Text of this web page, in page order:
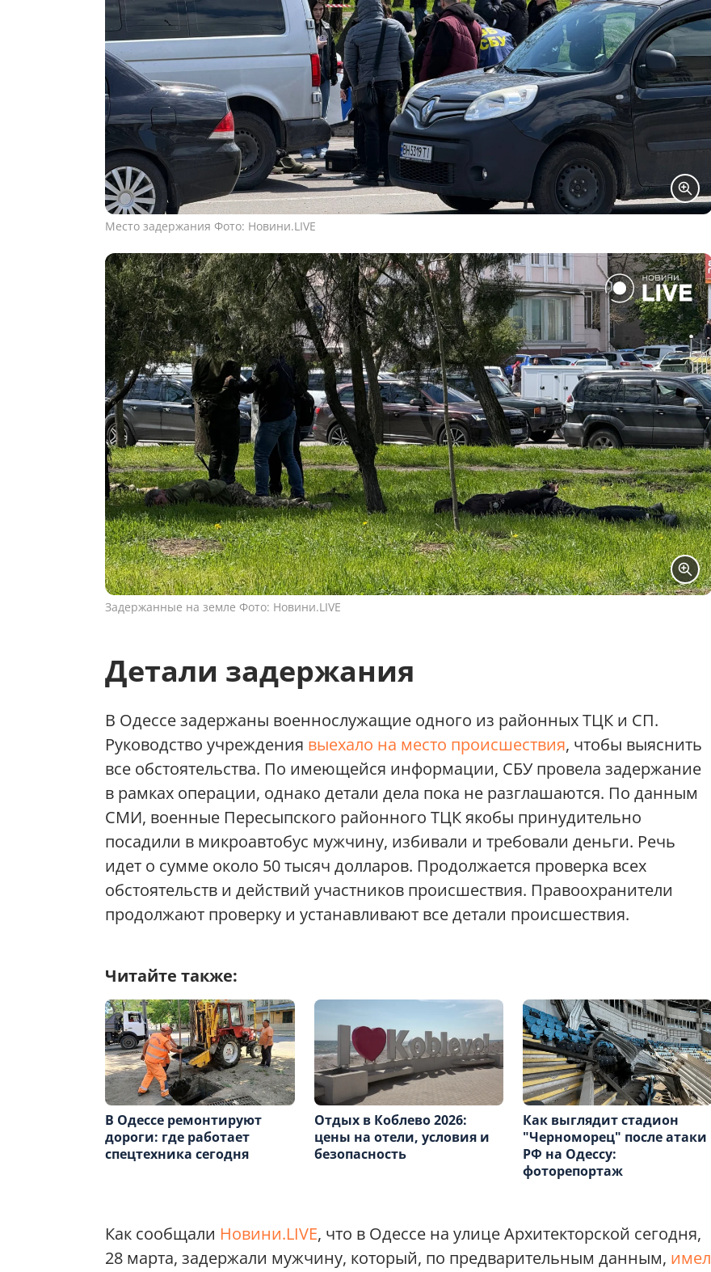
Место задержания Фото: Новини.LIVE
Задержанные на земле Фото: Новини.LIVE
Детали задержания
В Одессе задержаны военнослужащие одного из районных ТЦК и СП.
Руководство учреждения выехало на место происшествия, чтобы выяснить
все обстоятельства. По имеющейся информации, СБУ провела задержание
в рамках операции, однако детали дела пока не разглашаются. По данным
СМИ, военные Пересыпского районного ТЦК якобы принудительно
посадили в микроавтобус мужчину, избивали и требовали деньги. Речь
идет о сумме около 50 тысяч долларов. Продолжается проверка всех
обстоятельств и действий участников происшествия. Правоохранители
продолжают проверку и устанавливают все детали происшествия.
Читайте также:
В Одессе ремонтируют
дороги: где работает
спецтехника сегодня
Отдых в Коблево 2026:
цены на отели, условия и
безопасность
Как выглядит стадион
"Черноморец" после атаки
РФ на Одессу:
фоторепортаж
Как сообщали Новини.LIVE, что в Одессе на улице Архитекторской сегодня,
28 марта, задержали мужчину, который, по предварительным данным, имел